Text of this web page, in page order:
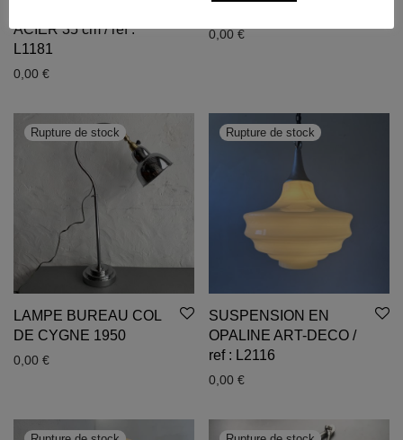
ACIER 35 cm / ref :
L1181
0,00 €
0,00 €
LAMPE BUREAU COL
DE CYGNE 1950
0,00 €
SUSPENSION EN
OPALINE ART-DECO /
ref : L2116
0,00 €